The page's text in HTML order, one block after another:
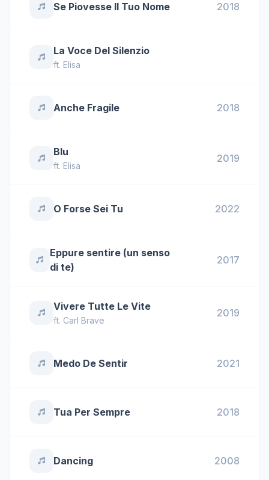
Se Piovesse Il Tuo Nome 2018
La Voce Del Silenzio
ft. Elisa
Anche Fragile 2018
Blu
ft. Elisa
2019
O Forse Sei Tu 2022
Eppure sentire (un senso
di te)
2017
Vivere Tutte Le Vite
ft. Carl Brave
2019
Medo De Sentir 2021
Tua Per Sempre 2018
Dancing 2008